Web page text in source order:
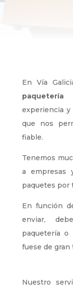
En Vía
experiencia
que nos
fiable.
Tenemos
a empresas
paquetes por
En función
enviar,
paquetería
fuese de gran
Nuestro